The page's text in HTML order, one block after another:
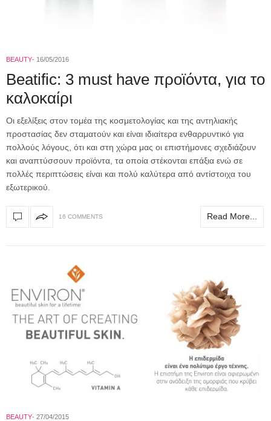
BEAUTY 16/05/2016
Beatific: 3 must have προϊόντα, για το
καλοκαίρι
Οι εξελίξεις στον τομέα της κοσμετολογίας και της αντηλιακής
προστασίας δεν σταματούν και είναι ιδιαίτερα ενθαρρυντικό για
πολλούς λόγους, ότι και στη χώρα μας οι επιστήμονες σχεδιάζουν
και αναπτύσσουν προϊόντα, τα οποία στέκονται επάξια ενώ σε
πολλές περιπτώσεις είναι και πολύ καλύτερα από αντίστοιχα του
εξωτερικού.
16 COMMENTS Read More...
BEAUTY 27/04/2015